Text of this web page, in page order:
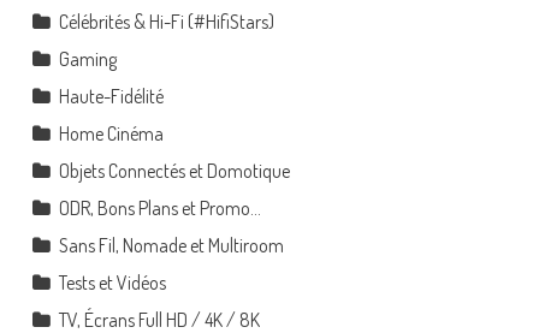
Célébrités & Hi-Fi (#HifiStars)
Gaming
Haute-Fidélité
Home Cinéma
Objets Connectés et Domotique
ODR, Bons Plans et Promo…
Sans Fil, Nomade et Multiroom
Tests et Vidéos
TV, Écrans Full HD / 4K / 8K